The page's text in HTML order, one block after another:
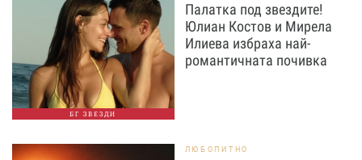
БГ ЗВЕЗДИ
Палатка под звездите!
Юлиан Костов и Мирела
Илиева избраха най-
романтичната почивка
ЛЮБОПИТНО